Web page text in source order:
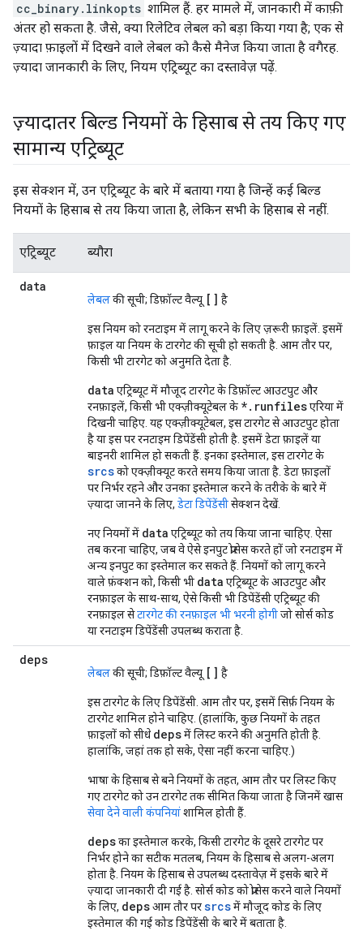
cc_binary.linkopts शामिल हैं. हर मामले में, जानकारी में काफ़ी
अंतर हो सकता है. जैसे, क्या रिलेटिव लेबल को बड़ा किया गया है; एक से
ज़्यादा फ़ाइलों में दिखने वाले लेबल को कैसे मैनेज किया जाता है वगैरह.
ज़्यादा जानकारी के लिए, नियम एट्रिब्यूट का दस्तावेज़ पढ़ें.
ज़्यादातर बिल्ड नियमों के हिसाब से तय किए गए
सामान्य एट्रिब्यूट
इस सेक्शन में, उन एट्रिब्यूट के बारे में बताया गया है जिन्हें कई बिल्ड
नियमों के हिसाब से तय किया जाता है, लेकिन सभी के हिसाब से नहीं.
एट्रिब्यूट ब्यौरा
data
लेबलकी सूची; डिफ़ॉल्ट वैल्यू [] है
इस नियम को रनटाइम में लागू करने के लिए ज़रूरी फ़ाइलें. इसमें
फ़ाइल या नियम के टारगेट की सूची हो सकती है. आम तौर पर,
किसी भी टारगेट को अनुमति देता है.
data एट्रिब्यूट में मौजूद टारगेट के डिफ़ॉल्ट आउटपुट और
रनफ़ाइलें, किसी भी एक्ज़ीक्यूटेबल के *.runfilesएरिया में
दिखनी चाहिए. यह एक्ज़ीक्यूटेबल, इस टारगेट से आउटपुट होता
है या इस पर रनटाइम डिपेंडेंसी होती है. इसमें डेटा फ़ाइलें या
बाइनरी शामिल हो सकती हैं. इनका इस्तेमाल, इस टारगेट के
srcsको एक्ज़ीक्यूट करते समय किया जाता है. डेटा फ़ाइलों
पर निर्भर रहने और उनका इस्तेमाल करने के तरीके के बारे में
ज़्यादा जानने के लिए, डेटा डिपेंडेंसीसेक्शन देखें.
नए नियमों में data एट्रिब्यूट को तय किया जाना चाहिए. ऐसा
तब करना चाहिए, जब वे ऐसे इनपुट प्रोसेस करते हों जो रनटाइम में
अन्य इनपुट का इस्तेमाल कर सकते हैं. नियमों को लागू करने
वाले फ़ंक्शन को, किसी भी data एट्रिब्यूट के आउटपुट और
रनफ़ाइल के साथ-साथ, ऐसे किसी भी डिपेंडेंसी एट्रिब्यूट की
रनफ़ाइल सेटारगेट की रनफ़ाइल भी भरनी होगीजो सोर्स कोड
या रनटाइम डिपेंडेंसी उपलब्ध कराता है.
deps
लेबलकी सूची; डिफ़ॉल्ट वैल्यू [] है
इस टारगेट के लिए डिपेंडेंसी. आम तौर पर, इसमें सिर्फ़ नियम के
टारगेट शामिल होने चाहिए. (हालांकि, कुछ नियमों के तहत
फ़ाइलों को सीधे depsमें लिस्ट करने की अनुमति होती है.
हालांकि, जहां तक हो सके, ऐसा नहीं करना चाहिए.)
भाषा के हिसाब से बने नियमों के तहत, आम तौर पर लिस्ट किए
गए टारगेट को उन टारगेट तक सीमित किया जाता है जिनमें खास
सेवा देने वाली कंपनियांशामिल होती हैं.
depsका इस्तेमाल करके, किसी टारगेट के दूसरे टारगेट पर
निर्भर होने का सटीक मतलब, नियम के हिसाब से अलग-अलग
होता है. नियम के हिसाब से उपलब्ध दस्तावेज़ में इसके बारे में
ज़्यादा जानकारी दी गई है. सोर्स कोड को प्रोसेस करने वाले नियमों
के लिए, depsआम तौर परsrcsमें मौजूद कोड के लिए
इस्तेमाल की गई कोड डिपेंडेंसी के बारे में बताता है.